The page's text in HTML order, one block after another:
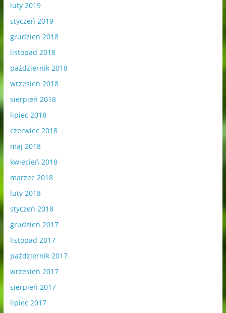
luty 2019
styczeń 2019
grudzień 2018
listopad 2018
październik 2018
wrzesień 2018
sierpień 2018
lipiec 2018
czerwiec 2018
maj 2018
kwiecień 2018
marzec 2018
luty 2018
styczeń 2018
grudzień 2017
listopad 2017
październik 2017
wrzesień 2017
sierpień 2017
lipiec 2017